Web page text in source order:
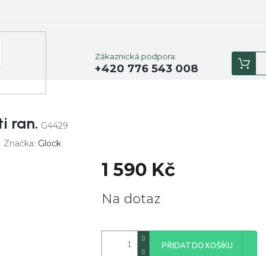
Zákaznická podpora:
+420 776 543 008
ran. G4429
Značka: Glock
1 590 Kč
cena:
Na dotaz
PŘIDAT DO KOŠÍKU